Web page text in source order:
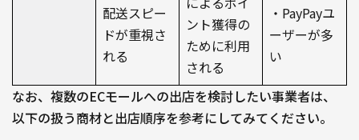
配送スピー
ドが重視さ
れる
ント獲得の
ために利用
される
・PayPayユ
ーザーが多
い
なお、複数のECモールへの出店を検討したい事業者は、
以下の扱う商材と出店順序を参考にしてみてください。